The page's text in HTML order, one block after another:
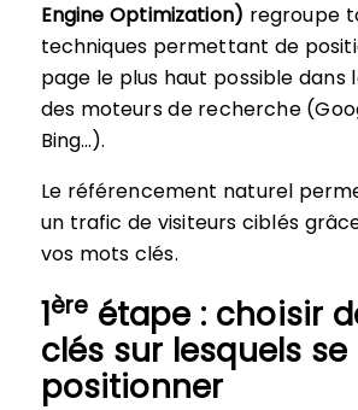
Engine Optimization) regroupe
techniques permettant de
page le plus haut possible dans
des moteurs de recherche
Bing…).
Le référencement naturel
un trafic de visiteurs ciblés
vos mots clés.
1ère étape : choisir
clés sur lesquels se
positionner